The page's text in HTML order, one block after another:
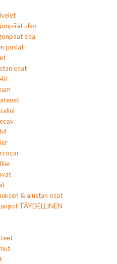
ulko
sisä
puslat
osat
& alustan osat
TÄYDELLINEN